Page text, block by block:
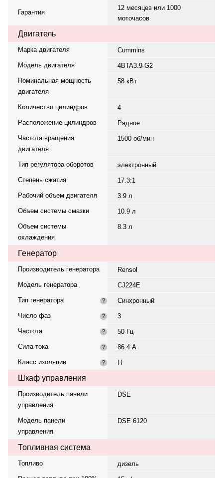
Гарантия
12 месяцев или 1000
моточасов
Двигатель
Марка двигателя
Cummins
Модель двигателя
4BTA3.9-G2
Номинальная мощность
двигателя
58 кВт
Количество цилиндров
4
Расположение цилиндров
Рядное
Частота вращения
двигателя
1500 об/мин
Тип регулятора оборотов
электронный
Степень сжатия
17.3:1
Рабочий объем двигателя
3.9 л
Объем системы смазки
10.9 л
Объем системы
охлаждения
8.3 л
Генератор
Производитель генератора
Rensol
Модель генератора
CJ224E
Тип генератора
?
Синхронный
Число фаз
?
3
Частота
?
50 Гц
Сила тока
?
86.4 А
Класс изоляции
? H
Шкаф управления
Производитель панели
управления
DSE
Модель панели
управления
DSE 6120
Топливная система
Топливо
дизель